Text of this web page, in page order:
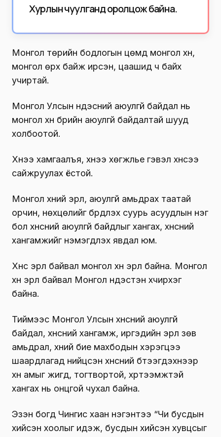
Хурлын чуулганд оролцож байна.
Монгол төрийн бодлогын цөмд монгол хүн,
монгол өрх байж ирсэн, цаашид ч байх
учиртай.
Монгол Улсын үндэсний аюулгүй байдал нь
монгол хүн бүрийн аюулгүй байдалтай шууд
холбоотой.
Хүнээ хамгаалъя, хүнээ хөгжүүлье гэвэл хүнсээ
сайжруулах ёстой.
Монгол хүний эрүүл, аюулгүй амьдрах таатай
орчин, нөхцөлийг бүрдүүлэх суурь асуудлын нэг
бол хүнсний аюулгүй байдлыг хангах, хүнсний
хангамжийг нэмэгдүүлэх явдал юм.
Хүнс эрүүл байвал монгол хүн эрүүл байна. Монгол
хүн эрүүл байвал Монгол үндэстэн хүчирхэг
байна.
Тиймээс Монгол Улсын хүнсний аюулгүй
байдал, хүнсний хангамж, иргэдийн эрүүл зөв
амьдрал, хүний бие махбодын хэрэгцээ
шаардлагад нийцсэн хүнсний бүтээгдэхүүнээр
хүн амыг жигд, тогтвортой, хүртээмжтэй
хангах нь онцгой чухал байна.
Эзэн богд Чингис хаан нэгэнтээ “Чи бусдын
хийсэн хоолыг идэж, бусдын хийсэн хувцсыг